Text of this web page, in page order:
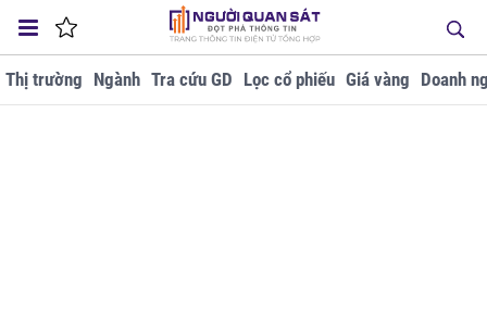
Thị trường Ngành Tra cứu GD Lọc cổ phiếu Giá vàng Doanh